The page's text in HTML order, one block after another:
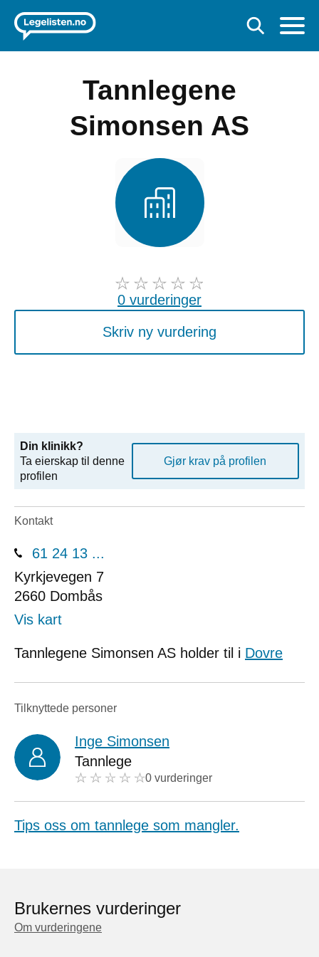
Tannlegene
Simonsen AS
0 vurderinger
Skriv ny vurdering
Din klinikk?
Ta eierskap til denne
profilen
Gjør krav på profilen
Kontakt
61 24 13 ...
Kyrkjevegen 7
2660 Dombås
Vis kart
Tannlegene Simonsen AS holder til i Dovre
Tilknyttede personer
Inge Simonsen
Tannlege
0 vurderinger
Tips oss om tannlege som mangler.
Brukernes vurderinger
Om vurderingene